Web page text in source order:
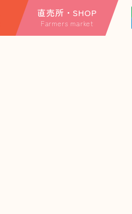
直売所・SHOP
Farmers market